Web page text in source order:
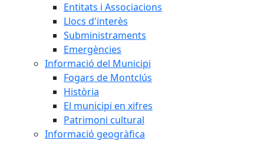
Entitats i Associacions
Llocs d'interès
Subministraments
Emergències
Informació del Municipi
Fogars de Montclús
Història
El municipi en xifres
Patrimoni cultural
Informació geogràfica